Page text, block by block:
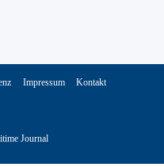
Journal
Impressum Kontakt